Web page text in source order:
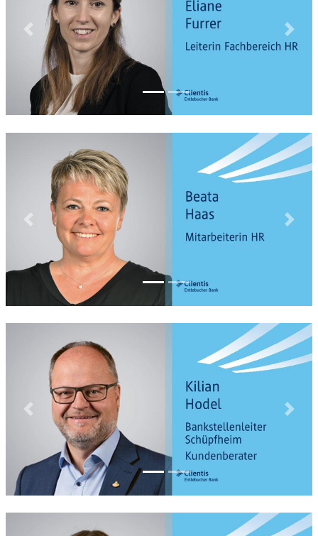
Previous Next
Previous Next
Previous Next